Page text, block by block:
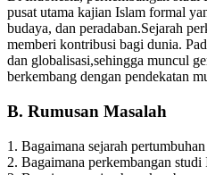
pusat utama kajian Islam formal
budaya, dan peradaban.Sejarah
memberi kontribusi bagi dunia.
dan globalisasi,sehingga muncul
berkembang dengan pendekatan
B. Rumusan Masalah
1. Bagaimana sejarah
2. Bagaimana perkembangan